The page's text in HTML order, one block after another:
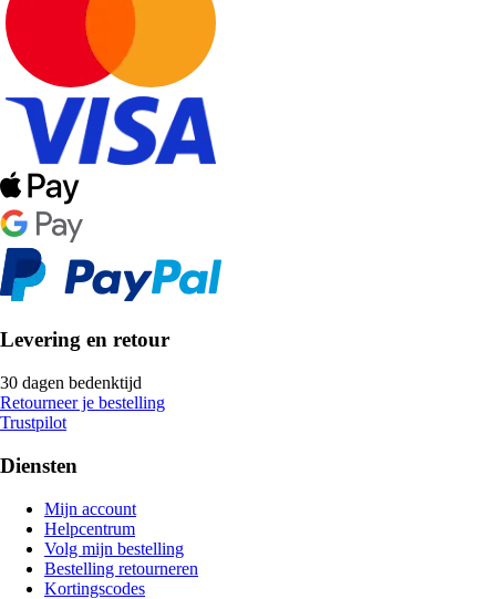
Levering en retour
30 dagen bedenktijd
Retourneer je bestelling
Trustpilot
Diensten
Mijn account
Helpcentrum
Volg mijn bestelling
Bestelling retourneren
Kortingscodes